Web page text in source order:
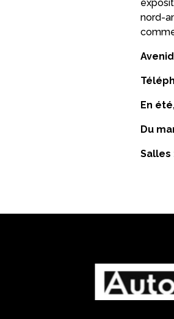
nord-
En
Du
Salles